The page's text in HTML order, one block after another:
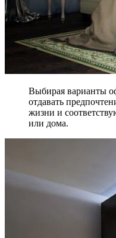
Выбирая варианты
отдавать
жизни и
или дома.